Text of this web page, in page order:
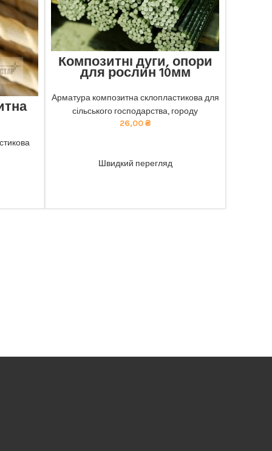
Композитні дуги, опори
для рослин 10мм
наша композитна арматура забезпечує
найкращу якість. тел 068-921-45-45
Арматура композитна склопластикова для
сільського господарства, городу
26,00₴
Швидкий перегляд